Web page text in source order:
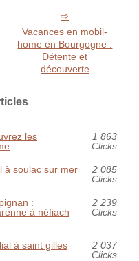
Vacances en mobil-
home en Bourgogne :
Détente et
découverte
les
1 863
Clicks
à soulac sur mer
2 085
Clicks
:
à néfiach
2 239
Clicks
à saint gilles
2 037
Clicks